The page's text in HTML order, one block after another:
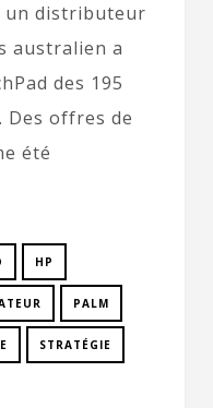
un distributeur
australien a
des 195
Des offres de
été
HP
PALM
STRATÉGIE